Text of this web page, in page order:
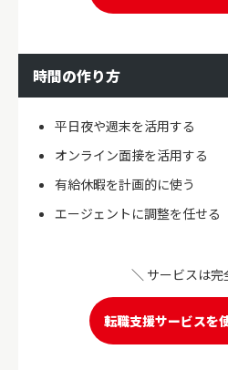
時間の作り方
平日夜や週末を活用する
オンライン面接を活用する
有給休暇を計画的に使う
エージェントに調整を任せる
＼ サービスは完
転職支援サービスを